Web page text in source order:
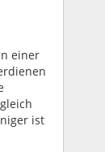
einer
ist